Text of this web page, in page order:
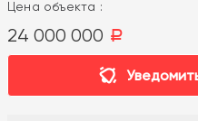
Цена объекта :
24 000 000 a